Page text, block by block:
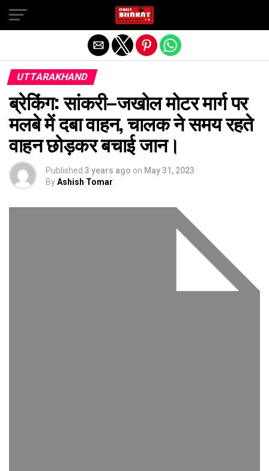
UTTARAKHAND
ब्रेकिंग: सांकरी–जखोल मोटर मार्ग पर
मलबे में दबा वाहन, चालक ने समय रहते
वाहन छोड़कर बचाई जान।
Published 3 years ago on May 31, 2023
ByAshish Tomar
Exit mobile version